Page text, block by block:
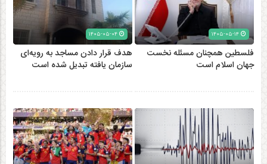
۱۴۰۵-۰۵-۱۴
فلسطین همچنان مسئله نخست
جهان اسلام است
هدف قرار دادن مساجد به رویه‌ای
سازمان‌ یافته تبدیل شده است